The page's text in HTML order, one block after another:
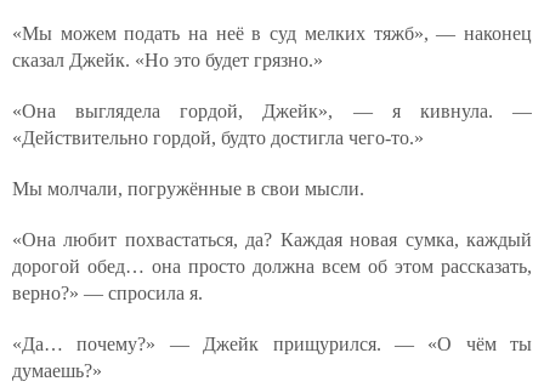
«Мы можем подать на неё в суд мелких тяжб», — наконец
сказал Джейк. «Но это будет грязно.»
«Она выглядела гордой, Джейк», — я кивнула. —
«Действительно гордой, будто достигла чего-то.»
Мы молчали, погружённые в свои мысли.
«Она любит похвастаться, да? Каждая новая сумка, каждый
дорогой обед… она просто должна всем об этом рассказать,
верно?» — спросила я.
«Да… почему?» — Джейк прищурился. — «О чём ты
думаешь?»